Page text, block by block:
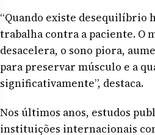
“Quando existe desequilíbrio
trabalha contra a paciente. O
desacelera, o sono piora,
para preservar músculo e a
significativamente”, destaca.
Nos últimos anos, estudos
instituições internacionais